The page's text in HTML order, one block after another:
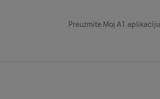
Preuzmite Moj A1 aplikaciju